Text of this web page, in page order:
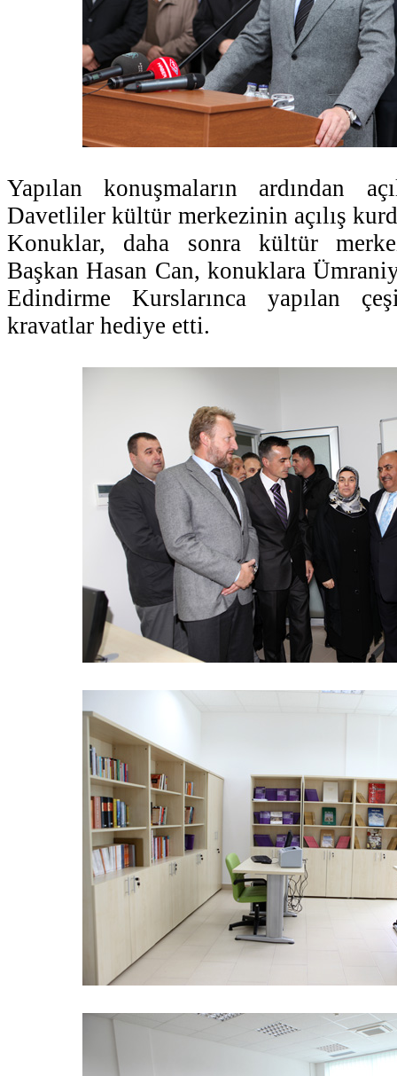
Yapılan konuşmaların ardından
Davetliler kültür merkezinin açılış
Konuklar, daha sonra kültür
Başkan Hasan Can, konuklara
Edindirme Kurslarınca yapılan
kravatlar hediye etti.